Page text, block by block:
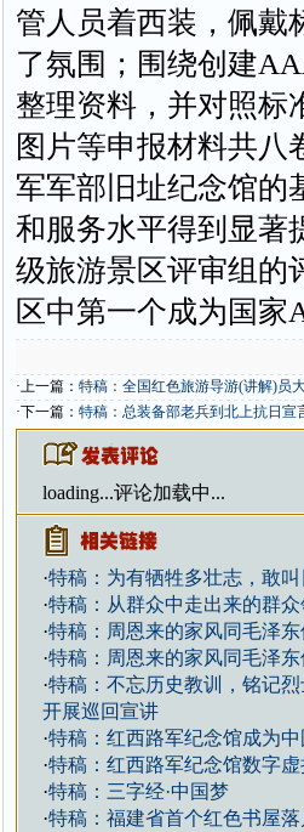
管人员着西装，佩戴
了氛围；围绕创建
整理资料，并对照标
图片等申报材料共八
军军部旧址纪念馆的
和服务水平得到显著
级旅游景区评审组的
区中第一个成为国
·上一篇： 特稿：全国红色旅游导游(讲解)员
·下一篇： 特稿：总装备部老兵到北上抗日宣
loading...评论加载中...
·特稿：为有牺牲多壮志，敢
·特稿：从群众中走出来的群
·特稿：周恩来的家风同毛泽东
·特稿：周恩来的家风同毛泽东
·特稿：不忘历史教训，铭记
开展巡回宣讲
·特稿：红西路军纪念馆成为
·特稿：红西路军纪念馆数字
·特稿：三字经·中国梦
·特稿：福建省首个红色书屋落